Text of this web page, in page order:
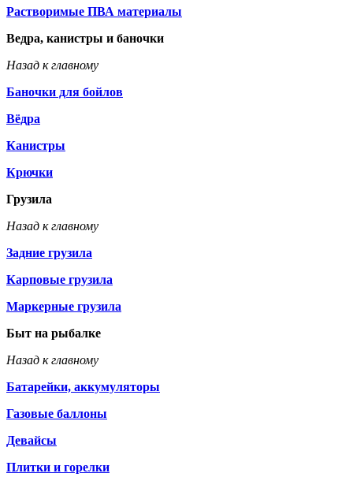
Растворимые ПВА материалы
Ведра, канистры и баночки
Назад к главному
Баночки для бойлов
Вёдра
Канистры
Крючки
Грузила
Назад к главному
Задние грузила
Карповые грузила
Маркерные грузила
Быт на рыбалке
Назад к главному
Батарейки, аккумуляторы
Газовые баллоны
Девайсы
Плитки и горелки